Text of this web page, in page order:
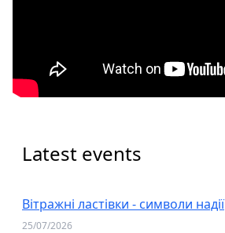
Latest events
Вітражні ластівки - символи надії
25/07/2026